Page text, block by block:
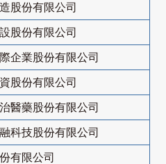
股份有限公司
股份有限公司
企業股份有限公司
股份有限公司
醫藥股份有限公司
科技股份有限公司
有限公司